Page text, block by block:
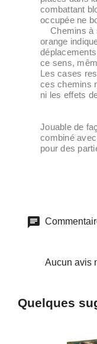
combattant
occupée ne
Chemins à
orange
ce sens,
Les cases
ces chemins
ni les effets
Jouable de
combiné
pour des
Aucun avis
Quelques